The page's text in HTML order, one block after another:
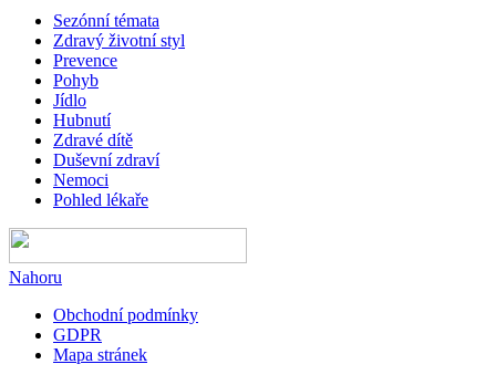
Sezónní témata
Zdravý životní styl
Prevence
Pohyb
Jídlo
Hubnutí
Zdravé dítě
Duševní zdraví
Nemoci
Pohled lékaře
Nahoru
Obchodní podmínky
GDPR
Mapa stránek